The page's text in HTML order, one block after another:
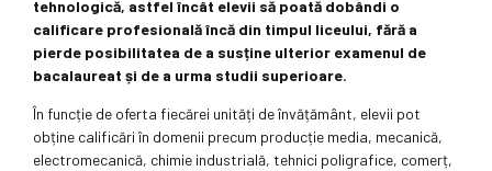
tehnologică, astfel încât elevii să poată dobândi o
calificare profesională încă din timpul liceului, fără a
pierde posibilitatea de a susține ulterior examenul de
bacalaureat și de a urma studii superioare.
În funcție de oferta fiecărei unități de învățământ, elevii pot
obține calificări în domenii precum producție media, mecanică,
electromecanică, chimie industrială, tehnici poligrafice, comerț,